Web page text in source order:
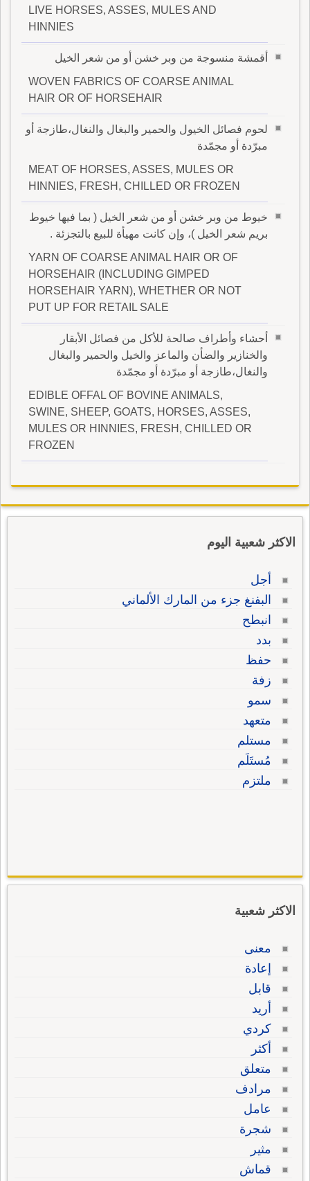
LIVE HORSES, ASSES, MULES AND
HINNIES
أقمشة منسوجة من وبر خشن أو من شعر الخيل
WOVEN FABRICS OF COARSE ANIMAL
HAIR OR OF HORSEHAIR
لحوم فصائل الخيول والحمير والبغال والنغال،طازجة أو
مبرّدة أو مجمّدة
MEAT OF HORSES, ASSES, MULES OR
HINNIES, FRESH, CHILLED OR FROZEN
خيوط من وبر خشن أو من شعر الخيل ( بما فيها خيوط
بريم شعر الخيل )، وإن كانت مهيأة للبيع بالتجزئة .
YARN OF COARSE ANIMAL HAIR OR OF
HORSEHAIR (INCLUDING GIMPED
HORSEHAIR YARN), WHETHER OR NOT
PUT UP FOR RETAIL SALE
أحشاء وأطراف صالحة للأكل من فصائل الأبقار
والخنازير والضأن والماعز والخيل والحمير والبغال
والنغال،طازجة أو مبرّدة أو مجمّدة
EDIBLE OFFAL OF BOVINE ANIMALS,
SWINE, SHEEP, GOATS, HORSES, ASSES,
MULES OR HINNIES, FRESH, CHILLED OR
FROZEN
الاكثر شعبية اليوم
أجل
البفنغ جزء من المارك الألماني
انبطح
بدد
حفظ
زفة
سمو
متعهد
مستلم
مُستَلَم
ملتزم
الاكثر شعبية
معنى
إعادة
قابل
أريد
كردي
أكثر
متعلق
مرادف
عامل
شجرة
مثير
قماش